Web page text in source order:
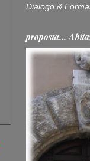
Dialogo &
proposta...